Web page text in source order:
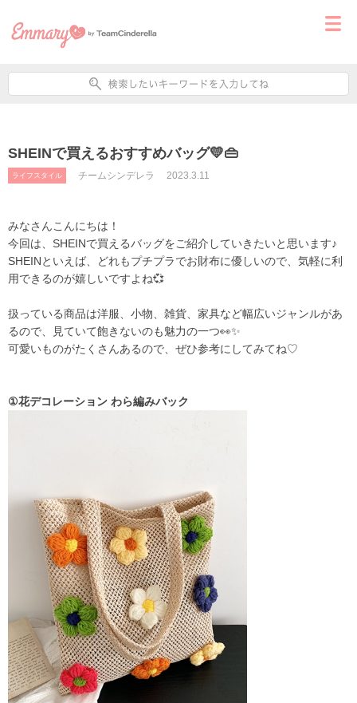
SHEINで買えるおすすめバッグ💛👜
ライフスタイル チームシンデレラ 2023.3.11
みなさんこんにちは！
今回は、SHEINで買えるバッグをご紹介していきたいと思います♪
SHEINといえば、どれもプチプラでお財布に優しいので、気軽に利
用できるのが嬉しいですよね💞
扱っている商品は洋服、小物、雑貨、家具など幅広いジャンルがあ
るので、見ていて飽きないのも魅力の一つ👀✨
可愛いものがたくさんあるので、ぜひ参考にしてみてね♡
①花デコレーション わら編みバック